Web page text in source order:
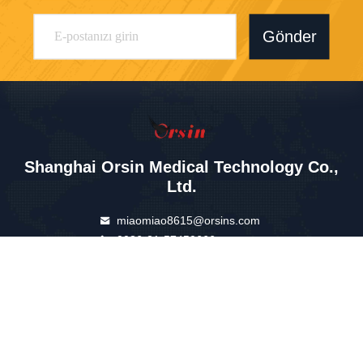
Gönder
Shanghai Orsin Medical Technology Co.,
Ltd.
miaomiao8615@orsins.com
0086-21-57450666